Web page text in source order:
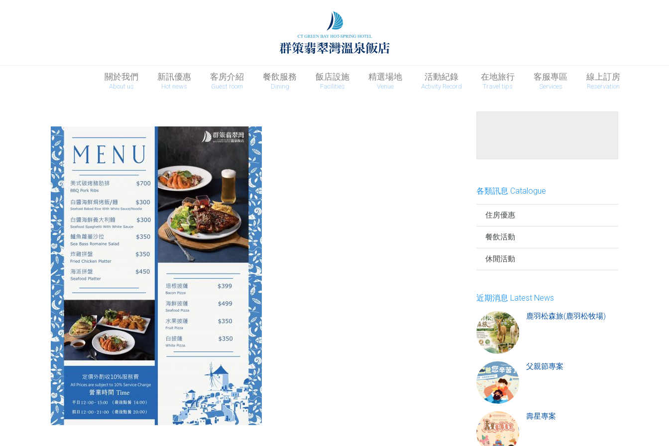
關於我們
About us
新訊優惠
Hot news
客房介紹
Guest room
餐飲服務
Dining
飯店設施
Facilities
精選場地
Venue
活動紀錄
Activity Record
在地旅行
Travel tips
客服專區
Services
線上訂房
Reservation
各類訊息 Catalogue
住房優惠
餐飲活動
休閒活動
近期消息 Latest News
鹿羽松森旅(鹿羽松牧場)
父親節專案
壽星專案